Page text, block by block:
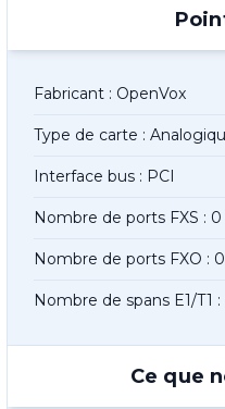
Fabricant : OpenVox
Type de carte :
Interface bus : PCI
Nombre de ports FXS : 0
Nombre de ports FXO : 0
Nombre de spans E1/T1 :
Ce que